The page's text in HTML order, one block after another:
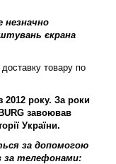
незначно
єкрана
товару по
року. За роки
завоював
України.
за допомогою
за телефонами: